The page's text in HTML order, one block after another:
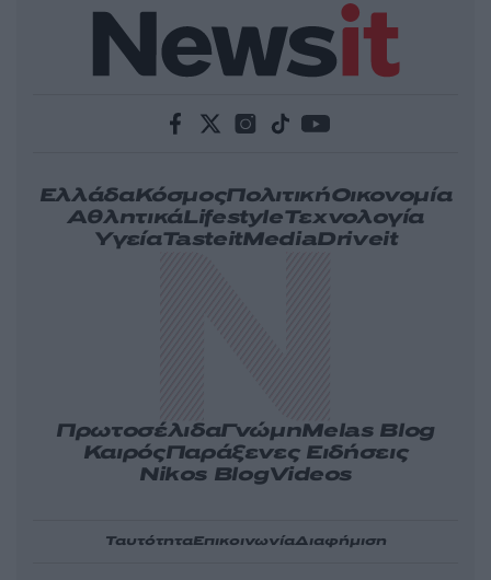
ΕλλάδαΚόσμοςΠολιτικήΟικονομία
ΑθλητικάLifestyleΤεχνολογία
ΥγείαTasteitMediaDriveit
ΠρωτοσέλιδαΓνώμηMelas Blog
ΚαιρόςΠαράξενες Ειδήσεις
Nikos BlogVideos
ΤαυτότηταΕπικοινωνίαΔιαφήμιση